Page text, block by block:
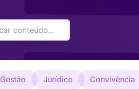
Gestão Jurídico Convivência